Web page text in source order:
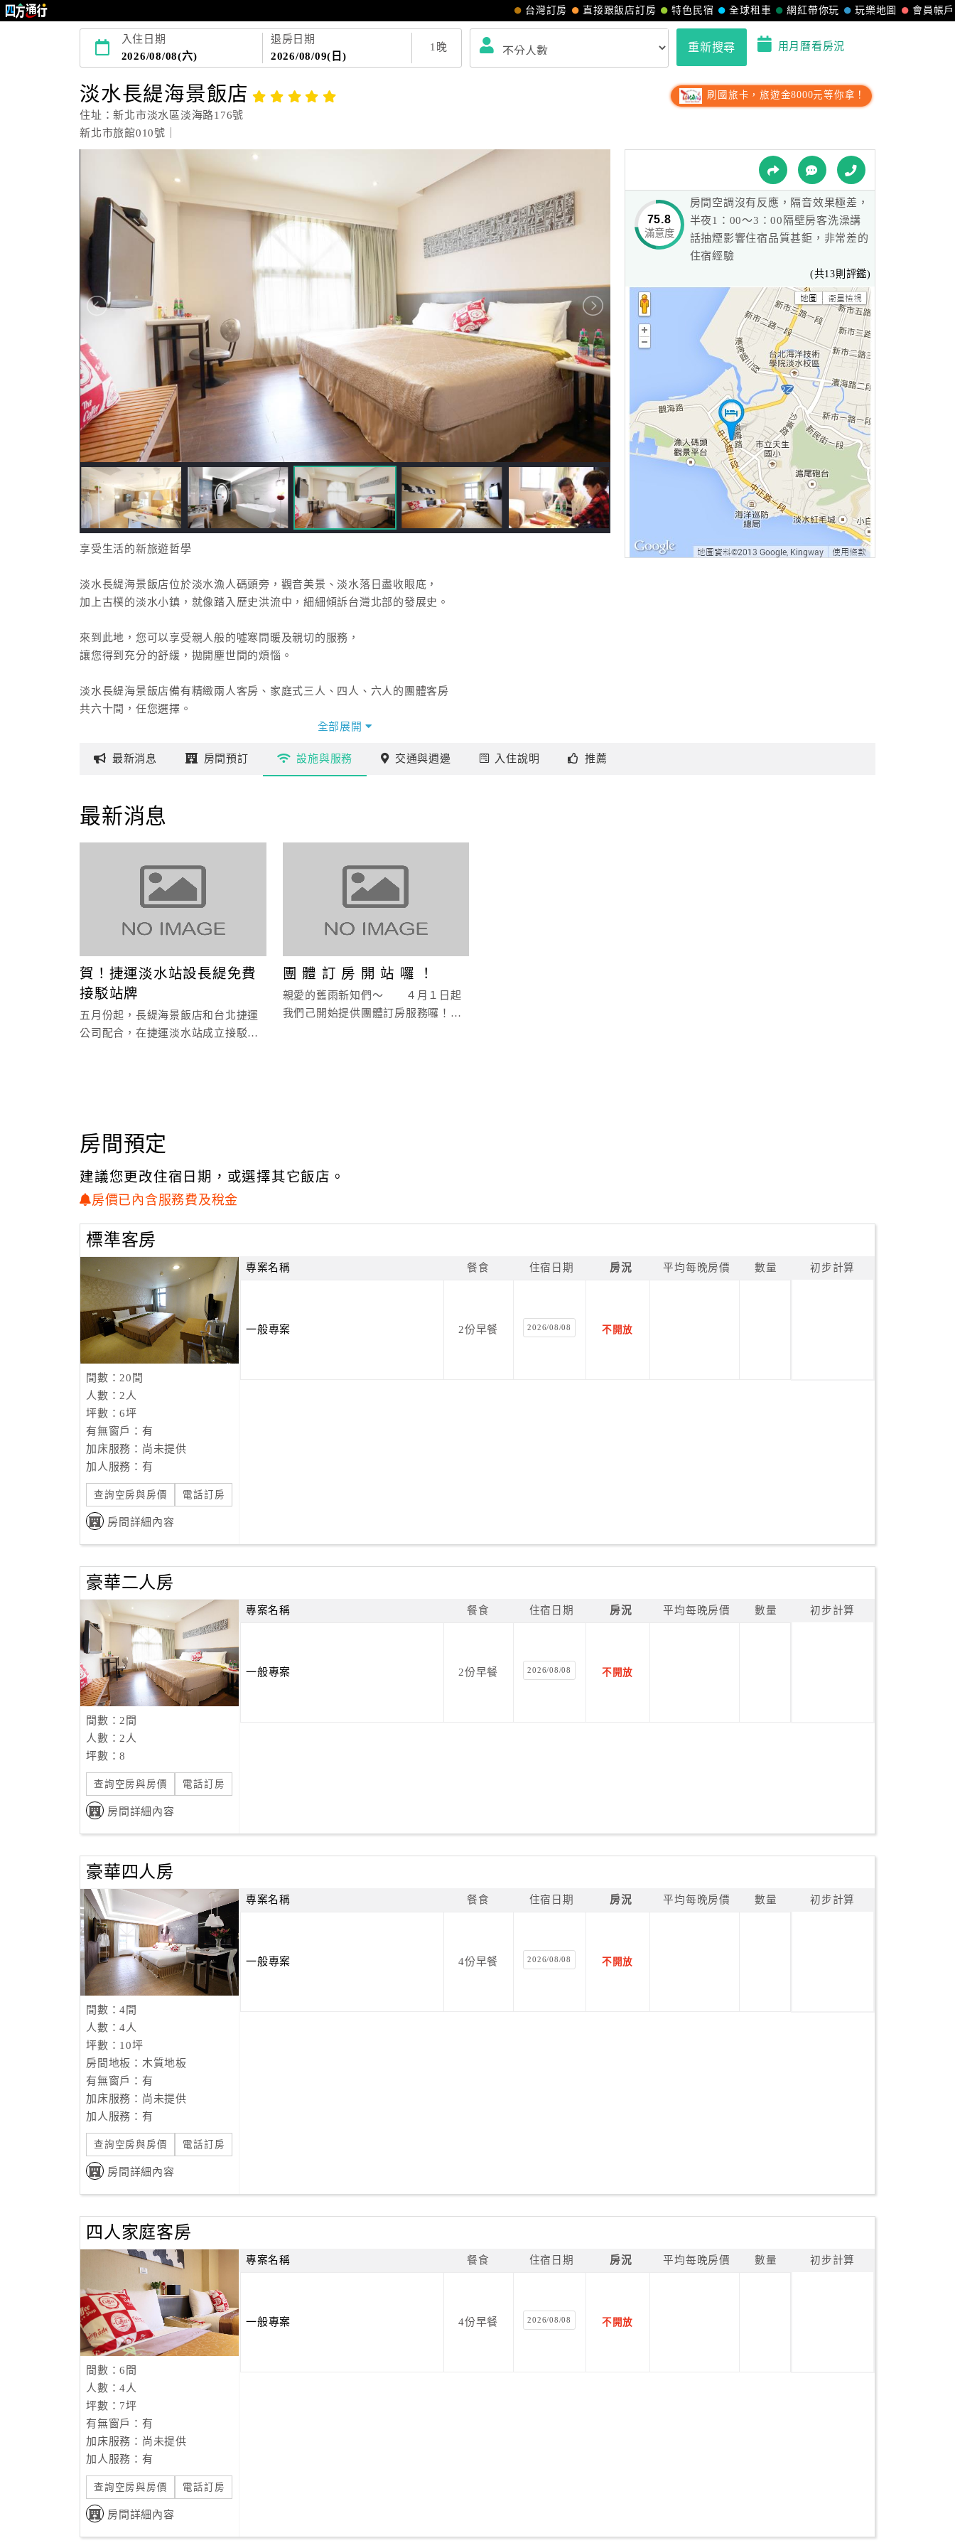
會員帳戶
玩樂地圖
網紅帶你玩
全球租車
特色民宿
直接跟飯店訂房
台灣訂房
入住日期
2026/08/08(六)
退房日期
2026/08/09(日)
1 晚 重新搜尋 用月曆看房況
淡水長緹海景飯店
住址：新北市淡水區淡海路176號
新北市旅館010號｜
刷國旅卡，旅遊金8000元等你拿！
享受生活的新旅遊哲學
淡水長緹海景飯店位於淡水漁人碼頭旁，觀音美景、淡水落日盡收眼底，
加上古樸的淡水小鎮，就像踏入歷史洪流中，細細傾訴台灣北部的發展史。
來到此地，您可以享受親人般的噓寒問暖及親切的服務，
讓您得到充分的舒緩，拋開塵世間的煩惱。
淡水長緹海景飯店備有精緻兩人客房、家庭式三人、四人、六人的團體客房
共六十間，任您選擇。
全部展開
75.8
滿意度
房間空調沒有反應，隔音效果極差，
半夜1：00～3：00隔壁房客洗澡講
話抽煙影響住宿品質甚鉅，非常差的
住宿經驗
(共13則評鑑)
最新消息 房間預訂 設施與服務 交通與週邊 入住說明 推薦
最新消息
賀！捷運淡水站設長緹免費
接駁站牌
五月份起，長緹海景飯店和台北捷運
公司配合，在捷運淡水站成立接駁車
團 體 訂 房 開 站 囉 ！
親愛的舊雨新知們～ ４月１日起
我們己開始提供團體訂房服務囉！無
房間預定
建議您更改住宿日期，或選擇其它飯店。
房價已內含服務費及稅金
標準客房
間數：20間
人數：2人
坪數：6坪
有無窗戶：有
加床服務：尚未提供
加人服務：有
查詢空房與房價 電話訂房
房間詳細內容
專案名稱 餐食 住宿日期 房況 平均每晚房價 數量 初步計算
一般專案 2份早餐 2026/08/08 不開放
豪華二人房
間數：2間
人數：2人
坪數：8
查詢空房與房價 電話訂房
房間詳細內容
專案名稱 餐食 住宿日期 房況 平均每晚房價 數量 初步計算
一般專案 2份早餐 2026/08/08 不開放
豪華四人房
間數：4間
人數：4人
坪數：10坪
房間地板：木質地板
有無窗戶：有
加床服務：尚未提供
加人服務：有
查詢空房與房價 電話訂房
房間詳細內容
專案名稱 餐食 住宿日期 房況 平均每晚房價 數量 初步計算
一般專案 4份早餐 2026/08/08 不開放
四人家庭客房
間數：6間
人數：4人
坪數：7坪
有無窗戶：有
加床服務：尚未提供
加人服務：有
查詢空房與房價 電話訂房
房間詳細內容
專案名稱 餐食 住宿日期 房況 平均每晚房價 數量 初步計算
一般專案 4份早餐 2026/08/08 不開放